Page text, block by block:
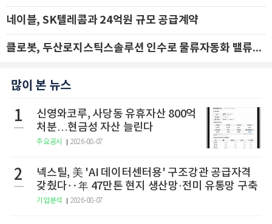
네이블, SK텔레콤과 24억원 규모 공급계약
클로봇, 두산로지스틱스솔루션 인수로 물류자동화 밸류체인 확장 추진 - IBK투자증권
많이 본 뉴스
1
신영와코루, 사당동 유휴자산 800억
처분…현금성 자산 늘린다
주요공시 2026-08-07
2
넥스틸, 美 'AI 데이터센터용' 구조강관 공급자격
갖췄다‥年 47만톤 현지 생산망·전미 유통망 구축
기업분석 2026-08-07